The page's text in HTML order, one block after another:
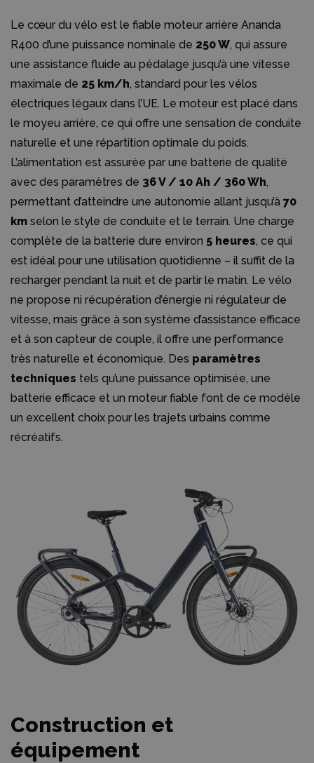
Le cœur du vélo est le fiable moteur arrière Ananda
R400 d’une puissance nominale de 250 W, qui assure
une assistance fluide au pédalage jusqu’à une vitesse
maximale de 25 km/h, standard pour les vélos
électriques légaux dans l’UE. Le moteur est placé dans
le moyeu arrière, ce qui offre une sensation de conduite
naturelle et une répartition optimale du poids.
L’alimentation est assurée par une batterie de qualité
avec des paramètres de 36 V / 10 Ah / 360 Wh,
permettant d’atteindre une autonomie allant jusqu’à 70
km selon le style de conduite et le terrain. Une charge
complète de la batterie dure environ 5 heures, ce qui
est idéal pour une utilisation quotidienne – il suffit de la
recharger pendant la nuit et de partir le matin. Le vélo
ne propose ni récupération d’énergie ni régulateur de
vitesse, mais grâce à son système d’assistance efficace
et à son capteur de couple, il offre une performance
très naturelle et économique. Des paramètres
techniques tels qu’une puissance optimisée, une
batterie efficace et un moteur fiable font de ce modèle
un excellent choix pour les trajets urbains comme
récréatifs.
Construction et
équipement